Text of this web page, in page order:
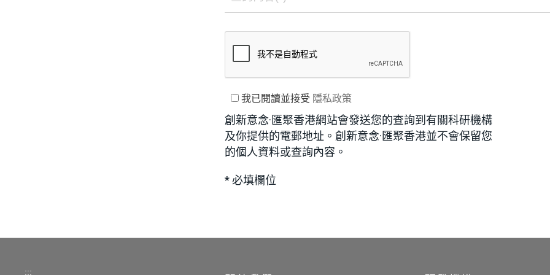
我已閱讀並接受 隱私政策
創新意念·匯聚香港網站會發送您的查詢到有關科研機構
及你提供的電郵地址。創新意念·匯聚香港並不會保留您
的個人資料或查詢內容。
* 必填欄位
:::